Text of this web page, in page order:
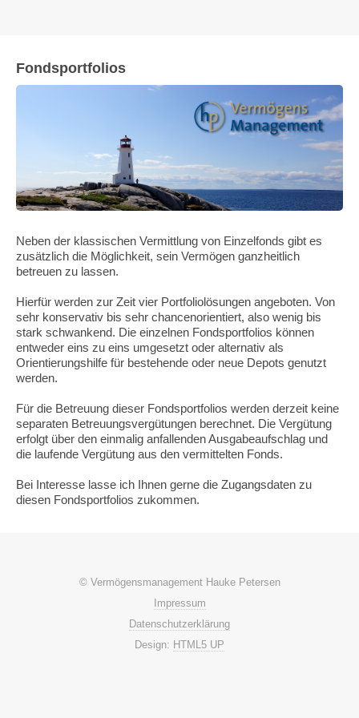
Fondsportfolios
Neben der klassischen Vermittlung von Einzelfonds gibt es
zusätzlich die Möglichkeit, sein Vermögen ganzheitlich
betreuen zu lassen.
Hierfür werden zur Zeit vier Portfoliolösungen angeboten. Von
sehr konservativ bis sehr chancenorientiert, also wenig bis
stark schwankend. Die einzelnen Fondsportfolios können
entweder eins zu eins umgesetzt oder alternativ als
Orientierungshilfe für bestehende oder neue Depots genutzt
werden.
Für die Betreuung dieser Fondsportfolios werden derzeit keine
separaten Betreuungsvergütungen berechnet. Die Vergütung
erfolgt über den einmalig anfallenden Ausgabeaufschlag und
die laufende Vergütung aus den vermittelten Fonds.
Bei Interesse lasse ich Ihnen gerne die Zugangsdaten zu
diesen Fondsportfolios zukommen.
© Vermögensmanagement Hauke Petersen
Impressum
Datenschutzerklärung
Design: HTML5 UP